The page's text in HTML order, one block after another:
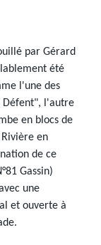
par Gérard
été
l'une des
Défent", l'autre
en blocs de
en
de ce
Gassin)
une
et ouverte à